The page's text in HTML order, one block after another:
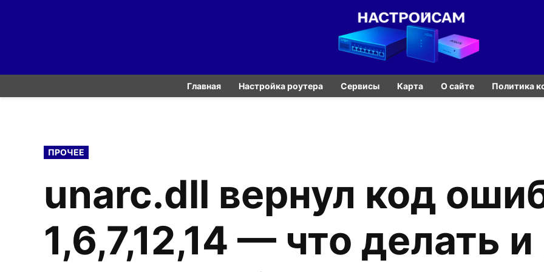
Главная Настройка роутера Сервисы Карта О сайте Политика
POSTED
IN
ПРОЧЕЕ
unarc.dll вернул код
1,6,7,12,14 — что делать и